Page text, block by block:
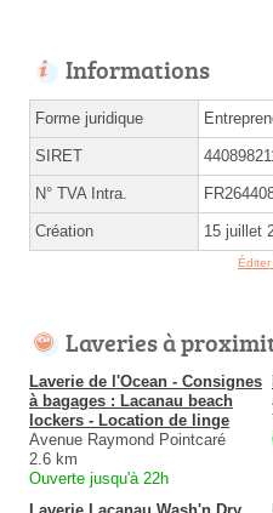
Informations
Forme juridique
SIRET
N° TVA Intra.
Création 15 juillet
Éditer
Laveries à
Laverie de l'Ocean - Consignes
à bagages : Lacanau beach
lockers - Location de linge
Avenue Raymond Pointcaré
2.6 km
Ouverte jusqu'à 22h